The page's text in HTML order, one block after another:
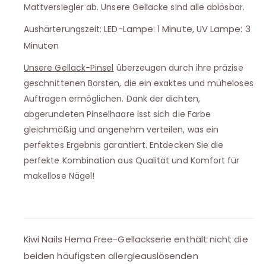
Mattversiegler ab. Unsere Gellacke sind alle ablösbar.
Aushärterungszeit:LED-Lampe: 1 Minute, UV Lampe: 3
Minuten
Unsere Gellack-Pinsel überzeugen durch ihre präzise
geschnittenen Borsten, die ein exaktes und müheloses
Auftragen ermöglichen. Dank der dichten,
abgerundeten Pinselhaare lsst sich die Farbe
gleichmäßig und angenehm verteilen, was ein
perfektes Ergebnis garantiert. Entdecken Sie die
perfekte Kombination aus Qualität und Komfort für
makellose Nägel!
Kiwi Nails Hema Free-Gellackserie enthält nicht die
beiden häufigsten allergieauslösenden